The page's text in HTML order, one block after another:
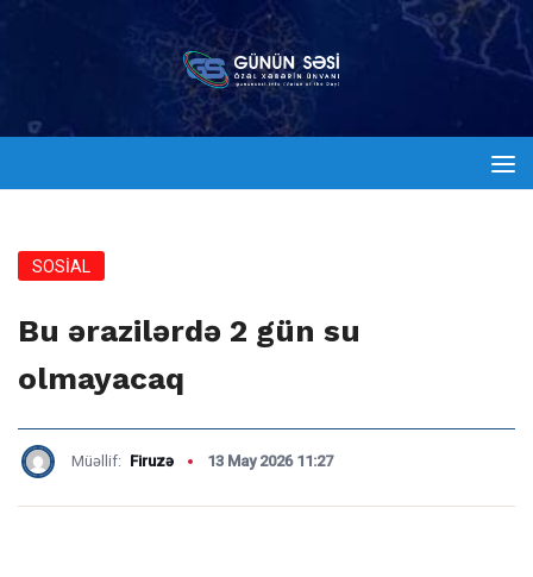
SOSİAL
Bu ərazilərdə 2 gün su
olmayacaq
Müəllif: Firuzə 13 May 2026 11:27